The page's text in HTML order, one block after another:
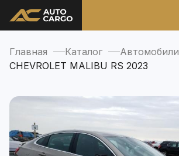
Главная Каталог Автомобили
CHEVROLET MALIBU RS 2023